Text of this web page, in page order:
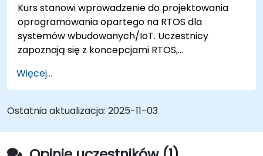
Kurs stanowi wprowadzenie do projektowania
oprogramowania opartego na RTOS dla
systemów wbudowanych/IoT. Uczestnicy
zapoznają się z koncepcjami RTOS,
scenariuszami projektowania oprogramowania z
wykorzystaniem RTOS. Ćwiczenia są
przeprowadzane na płytkach rozwojowych
STM32 Nucleo 144 lub podobnych.
Więcej...
Ostatnia aktualizacja: 2025-11-03